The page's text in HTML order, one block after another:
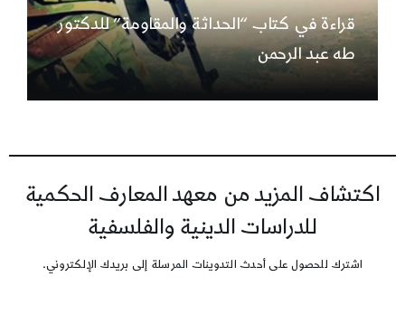
قراءة في كتاب “الحداثة والمقاومة” للدكتور
طه عبد الرحمن
اكتشاف المزيد من معهد المعارف الحكمية
للدراسات الدينية والفلسفية
اشترك للحصول على أحدث التدوينات المرسلة إلى بريدك الإلكتروني.